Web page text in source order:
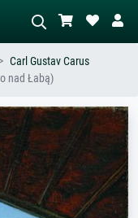
scenę – np. zielona łąka,
z czerwienią, ciemny olej,
akt obok drzewa.
Carl Gustav Carus
nad Łabą)